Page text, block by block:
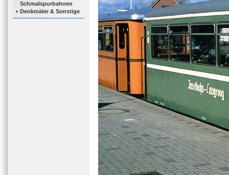
Schmalspurbahnen
Denkmäler & Sonstige